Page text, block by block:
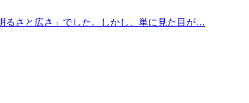
るさと広さ」でした。しかし、単に見た目が…